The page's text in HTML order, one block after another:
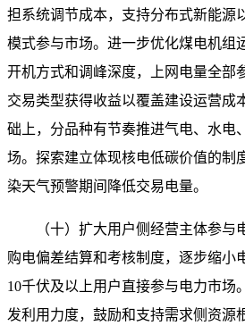
担系统调节成本，支持分布式新能源
模式参与市场。进一步优化煤电机组
开机方式和调峰深度，上网电量全部
交易类型获得收益以覆盖建设运营成
础上，分品种有节奏推进气电、水电
场。探索建立体现核电低碳价值的制
染天气预警期间降低交易电量。
（十）扩大用户侧经营主体参与
购电偏差结算和考核制度，逐步缩小
10千伏及以上用户直接参与电力市场
发利用力度，鼓励和支持需求侧资源